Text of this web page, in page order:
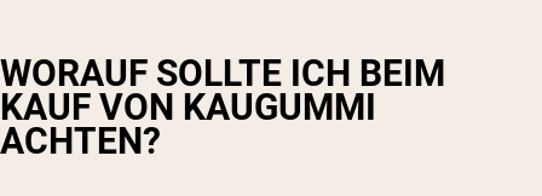
WORAUF SOLLTE ICH BEIM
KAUF VON KAUGUMMI
ACHTEN?